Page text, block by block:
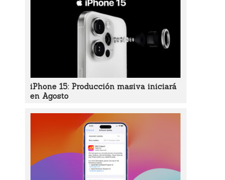
iPhone 15: Producción masiva iniciará
en Agosto